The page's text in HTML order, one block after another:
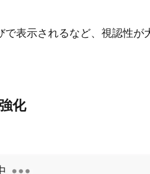
表示されるなど、視認性が
化